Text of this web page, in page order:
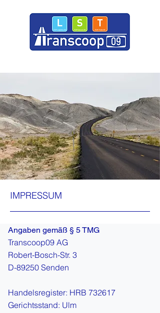
IMPRESSUM
Angaben gemäß § 5 TMG
Transcoop09 AG
Robert-Bosch-Str. 3
D-89250 Senden
Handelsregister: HRB 732617
Gerichtsstand: Ulm